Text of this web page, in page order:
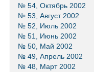
№ 54, Октябрь 2002
№ 53, Август 2002
№ 52, Июль 2002
№ 51, Июнь 2002
№ 50, Май 2002
№ 49, Апрель 2002
№ 48, Март 2002